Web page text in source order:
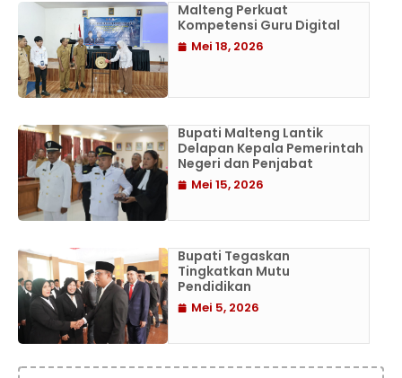
Malteng Perkuat
Kompetensi Guru Digital
Mei 18, 2026
Bupati Malteng Lantik
Delapan Kepala Pemerintah
Negeri dan Penjabat
Mei 15, 2026
Bupati Tegaskan
Tingkatkan Mutu
Pendidikan
Mei 5, 2026